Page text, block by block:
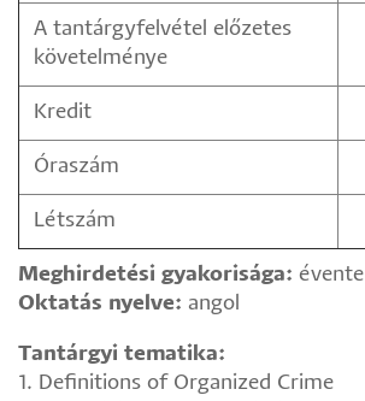
A tantárgyfelvétel előzetes
követelménye
Kredit
Óraszám
Létszám
Meghirdetési gyakorisága: évente
Oktatás nyelve: angol
Tantárgyi tematika:
1. Definitions of Organized Crime